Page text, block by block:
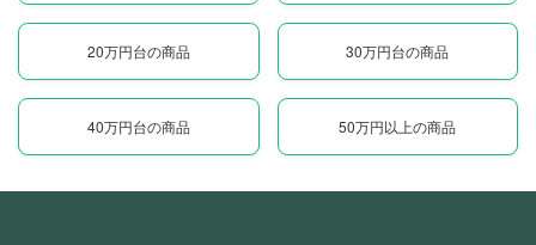
20万円台の商品 30万円台の商品
40万円台の商品 50万円以上の商品